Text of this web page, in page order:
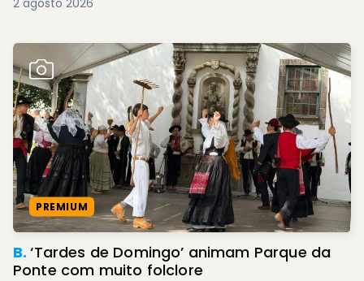
2 agosto 2026
PREMIUM
B.‘Tardes de Domingo’ animam Parque da
Ponte com muito folclore